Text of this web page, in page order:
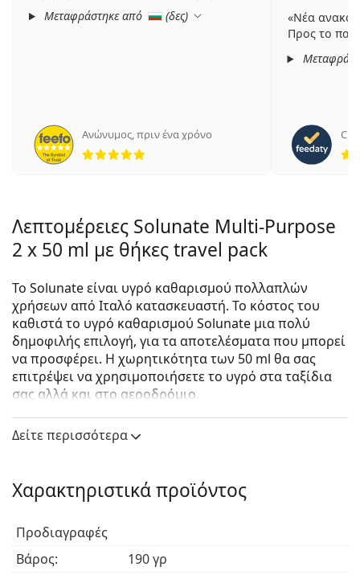
Μεταφράστηκε από
(δες)
Ανώνυμος,πριν ένα χρόνο
5 αξιολογήσεις από 5
Νέα
Προς το
Λεπτομέρειες Solunate Multi-Purpose
2 x 50 ml με θήκες travel pack
Το Solunate είναι υγρό καθαρισμού πολλαπλών
χρήσεων από Ιταλό κατασκευαστή. Το κόστος του
καθιστά το υγρό καθαρισμού Solunate μια πολύ
δημοφιλής επιλογή, για τα αποτελέσματα που μπορεί
να προσφέρει. Η χωρητικότητα των 50 ml θα σας
επιτρέψει να χρησιμοποιήσετε το υγρό στα ταξίδια
σας αλλά και στο αεροδρόμιο.
Το Solunate είναι το καλύτερο υγρό σε πωλήσεις στο
ηλεκτρονικό μας κατάστημα και μια τέλεια
Sensitive Eyes, το Biotrue Multi-Purpose ή το OPTI-
Το εύχρηστο υγρό καθαρισμού Solunate με
υαλουρονικό οξύ είναι σχεδιασμένο για την
απολύμανση, τον καθαρισμό και την αποθήκευση
Δείτε περισσότερα
Χαρακτηριστικά προϊόντος
Προδιαγραφές
Βάρος:
190 γρ